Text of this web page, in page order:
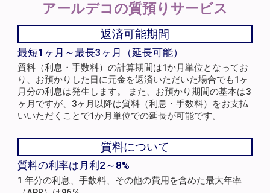
アールデコの質預りサービス
返済可能期間
最短1ヶ月～最長3ヶ月（延長可能）
質料（利息・手数料）の計算期間は1か月単位となってお
り、お預かりした日に元金を返済いただいた場合でも1ヶ
月分の利息は発生します。 また、お預かり期間の基本は3
ヶ月ですが、3ヶ月以降は質料（利息・手数料）をお支払
いいただくことで1か月単位での延長が可能です。
質料について
質料の利率は月利2～8%
1 年分の利息、手数料、その他の費用を含めた最大年率